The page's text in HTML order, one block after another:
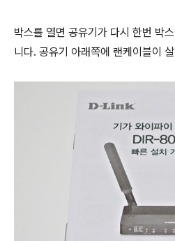
박스를 열면 공유기가 다시 한번 박
니다. 공유기 아래쪽에 랜케이블이